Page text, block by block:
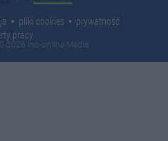
pliki cookies
prywatność
pracy
2026 Ino-online Media